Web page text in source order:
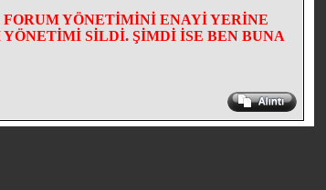
YÖNETİMİNİ ENAYİ YERİNE
SİLDİ. ŞİMDİ İSE BEN BUNA